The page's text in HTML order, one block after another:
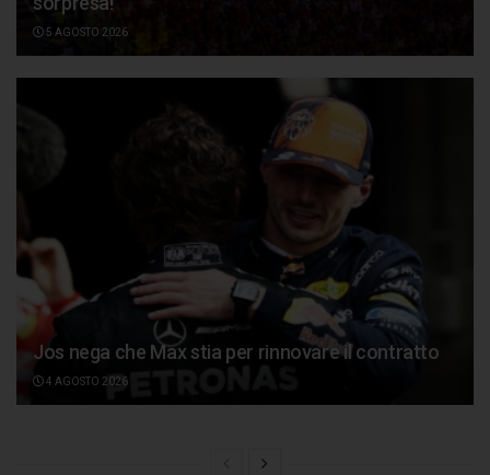
5 AGOSTO 2026
Jos nega che Max stia per rinnovare il contratto
4 AGOSTO 2026